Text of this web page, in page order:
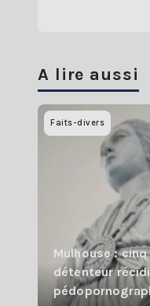
A lire aussi
Faits-divers
Mulhouse :
détenteur